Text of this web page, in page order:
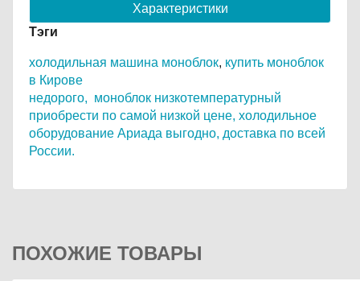
Характеристики
Тэги
холодильная машина моноблок, купить моноблок
в Кирове
недорого, моноблок низкотемпературный
приобрести по самой низкой цене, холодильное
оборудование Ариада выгодно, доставка по всей
России.
ПОХОЖИЕ ТОВАРЫ